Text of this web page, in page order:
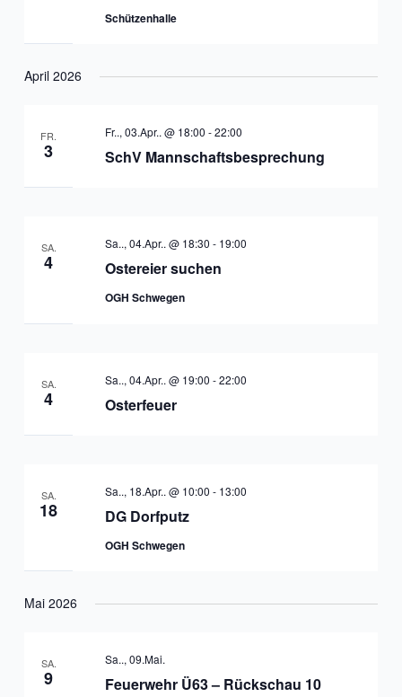
Schützenhalle
April 2026
FR.
3 SchV Mannschaftsbesprechung
Fr.., 03.Apr.. @ 18:00 -22:00
SA.
4 Ostereier suchen
Sa.., 04.Apr.. @ 18:30 - 19:00
OGH Schwegen
SA.
4 Osterfeuer
Sa.., 04.Apr.. @ 19:00 -22:00
SA.
18 DG Dorfputz
Sa.., 18.Apr.. @ 10:00 - 13:00
OGH Schwegen
Mai 2026
SA.
9
Feuerwehr Ü63 – Rückschau 10
Sa.., 09.Mai.